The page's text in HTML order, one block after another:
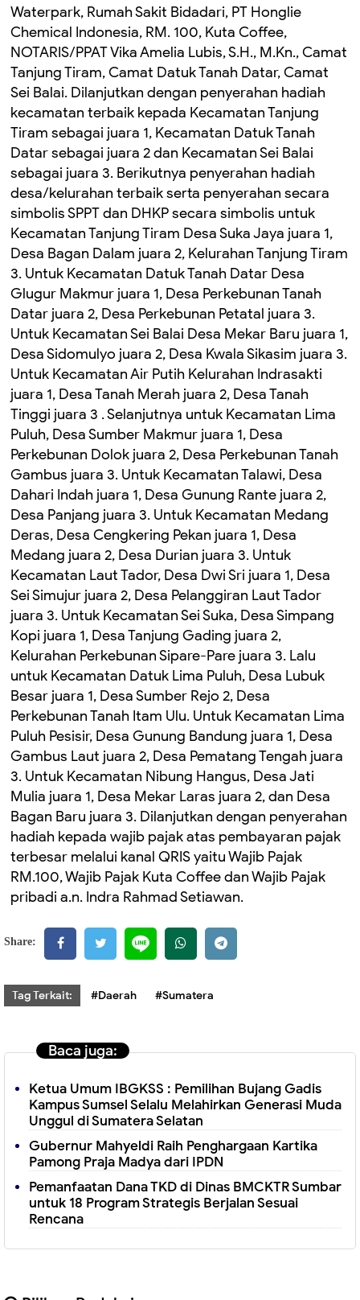
Waterpark, Rumah Sakit Bidadari, PT Honglie
Chemical Indonesia, RM. 100, Kuta Coffee,
NOTARIS/PPAT Vika Amelia Lubis, S.H., M.Kn., Camat
Tanjung Tiram, Camat Datuk Tanah Datar, Camat
Sei Balai. Dilanjutkan dengan penyerahan hadiah
kecamatan terbaik kepada Kecamatan Tanjung
Tiram sebagai juara 1, Kecamatan Datuk Tanah
Datar sebagai juara 2 dan Kecamatan Sei Balai
sebagai juara 3. Berikutnya penyerahan hadiah
desa/kelurahan terbaik serta penyerahan secara
simbolis SPPT dan DHKP secara simbolis untuk
Kecamatan Tanjung Tiram Desa Suka Jaya juara 1,
Desa Bagan Dalam juara 2, Kelurahan Tanjung Tiram
3. Untuk Kecamatan Datuk Tanah Datar Desa
Glugur Makmur juara 1, Desa Perkebunan Tanah
Datar juara 2, Desa Perkebunan Petatal juara 3.
Untuk Kecamatan Sei Balai Desa Mekar Baru juara 1,
Desa Sidomulyo juara 2, Desa Kwala Sikasim juara 3.
Untuk Kecamatan Air Putih Kelurahan Indrasakti
juara 1, Desa Tanah Merah juara 2, Desa Tanah
Tinggi juara 3 . Selanjutnya untuk Kecamatan Lima
Puluh, Desa Sumber Makmur juara 1, Desa
Perkebunan Dolok juara 2, Desa Perkebunan Tanah
Gambus juara 3. Untuk Kecamatan Talawi, Desa
Dahari Indah juara 1, Desa Gunung Rante juara 2,
Desa Panjang juara 3. Untuk Kecamatan Medang
Deras, Desa Cengkering Pekan juara 1, Desa
Medang juara 2, Desa Durian juara 3. Untuk
Kecamatan Laut Tador, Desa Dwi Sri juara 1, Desa
Sei Simujur juara 2, Desa Pelanggiran Laut Tador
juara 3. Untuk Kecamatan Sei Suka, Desa Simpang
Kopi juara 1, Desa Tanjung Gading juara 2,
Kelurahan Perkebunan Sipare-Pare juara 3. Lalu
untuk Kecamatan Datuk Lima Puluh, Desa Lubuk
Besar juara 1, Desa Sumber Rejo 2, Desa
Perkebunan Tanah Itam Ulu. Untuk Kecamatan Lima
Puluh Pesisir, Desa Gunung Bandung juara 1, Desa
Gambus Laut juara 2, Desa Pematang Tengah juara
3. Untuk Kecamatan Nibung Hangus, Desa Jati
Mulia juara 1, Desa Mekar Laras juara 2, dan Desa
Bagan Baru juara 3. Dilanjutkan dengan penyerahan
hadiah kepada wajib pajak atas pembayaran pajak
terbesar melalui kanal QRIS yaitu Wajib Pajak
RM.100, Wajib Pajak Kuta Coffee dan Wajib Pajak
pribadi a.n. Indra Rahmad Setiawan.
Share:
Tag Terkait: #Daerah #Sumatera
Baca juga:
Ketua Umum IBGKSS : Pemilihan Bujang Gadis
Kampus Sumsel Selalu Melahirkan Generasi Muda
Unggul di Sumatera Selatan
Gubernur Mahyeldi Raih Penghargaan Kartika
Pamong Praja Madya dari IPDN
Pemanfaatan Dana TKD di Dinas BMCKTR Sumbar
untuk 18 Program Strategis Berjalan Sesuai
Rencana